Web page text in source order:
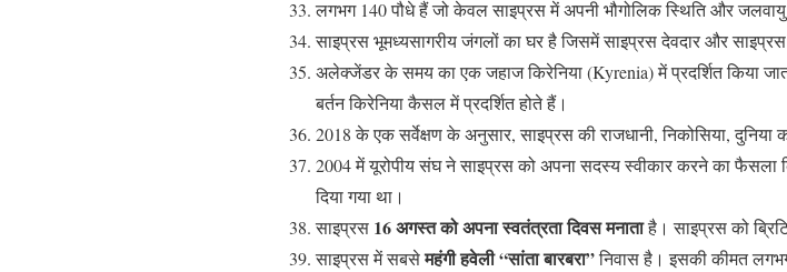
लगभग 140 पौधे हैं जो केवल साइप्रस में अपनी भौगोलिक स्थिति और
साइप्रस भूमध्यसागरीय जंगलों का घर है जिसमें साइप्रस देवदार और
अलेक्जेंडर के समय का एक जहाज किरेनिया (Kyrenia) में प्रदर्शित किया
बर्तन किरेनिया कैसल में प्रदर्शित होते हैं।
2018 के एक सर्वेक्षण के अनुसार, साइप्रस की राजधानी, निकोसिया, दुनिया
2004 में यूरोपीय संघ ने साइप्रस को अपना सदस्य स्वीकार करने का फैसला
दिया गया था।
साइप्रस 16 अगस्त को अपना स्वतंत्रता दिवस मनाताहै। साइप्रस को
साइप्रस में सबसेमहंगी हवेली “सांता बारबरा”निवास है। इसकी कीमत